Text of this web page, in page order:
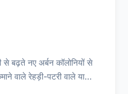
बढ़ते नए अर्बन कॉलोनियों से
वाले रेहड़ी-पटरी वाले या…